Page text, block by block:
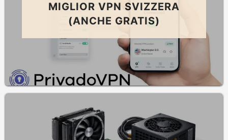
MIGLIOR VPN SVIZZERA
(ANCHE GRATIS)